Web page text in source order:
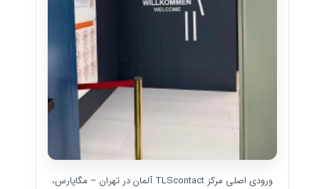
ورودی اصلی مرکز TLScontact آلمان در تهران – مگاپارس،